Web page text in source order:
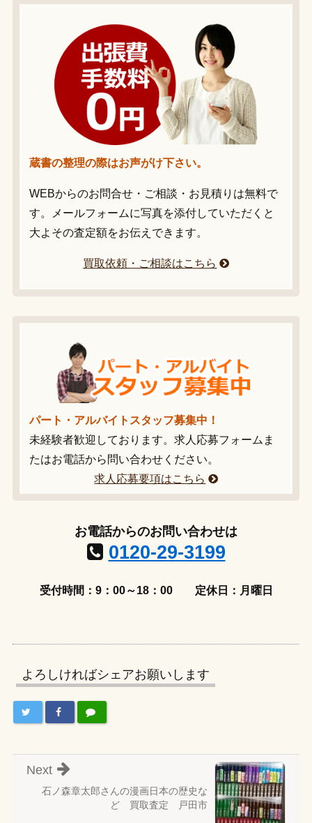
蔵書の整理の際はお声がけ下さい。
WEBからのお問合せ・ご相談・お見積りは無料で
す。メールフォームに写真を添付していただくと
大よその査定額をお伝えできます。
買取依頼・ご相談はこちら
パート・アルバイトスタッフ募集中！
未経験者歓迎しております。求人応募フォームま
たはお電話から問い合わせください。
求人応募要項はこちら
お電話からのお問い合わせは
0120-29-3199
受付時間：9：00～18：00 定休日：月曜日
よろしければシェアお願いします
石ノ森章太郎さんの漫画日本の歴史な
ど 買取査定 戸田市
Next